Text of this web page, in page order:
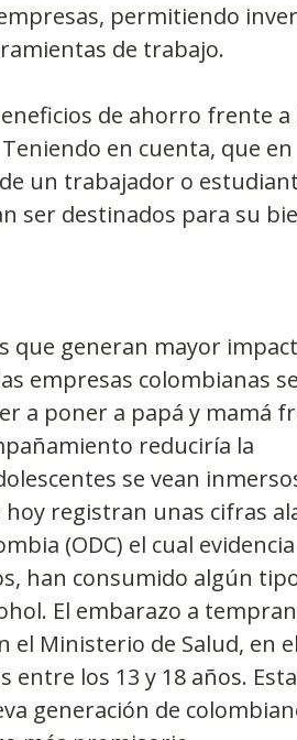
permitiendo
de trabajo.
de ahorro frente a
en cuenta, que en
un trabajador o
ser destinados para su
que generan mayor
empresas colombianas
a poner a papá y mamá
reduciría la
se vean
registran unas cifras
(ODC) el cual
han consumido algún
El embarazo a
Ministerio de Salud, en
entre los 13 y 18 años.
generación de